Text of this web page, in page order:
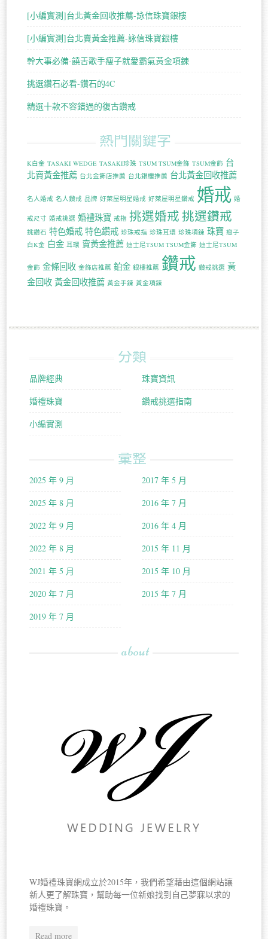
[小編實測]台北黃金回收推薦-詠信珠寶銀樓
[小編實測]台北賣黃金推薦-詠信珠寶銀樓
幹大事必備-饒舌歌手瘦子就愛霸氣黃金項鍊
挑選鑽石必看-鑽石的4C
精選十款不容錯過的復古鑽戒
熱門關鍵字
K白金 TASAKI WEDGE TASAKI珍珠 TSUM TSUM金飾 TSUM金飾 台
北賣黃金推薦 台北金飾店推薦 台北銀樓推薦 台北黃金回收推薦
名人婚戒 名人鑽戒 品牌 好萊屋明星婚戒 好萊屋明星鑽戒 婚戒 婚
戒尺寸 婚戒挑選 婚禮珠寶 戒指 挑選婚戒挑選鑽戒
挑鑽石 特色婚戒 特色鑽戒 珍珠戒指 珍珠耳環 珍珠項鍊 珠寶 瘦子
白K金 白金 耳環 賣黃金推薦 迪士尼TSUM TSUM金飾 迪士尼TSUM
金飾 金條回收 金飾店推薦 鉑金 銀樓推薦 鑽戒 鑽戒挑選 黃
金回收 黃金回收推薦 黃金手鍊 黃金項鍊
分類
品牌經典
婚禮珠寶
小編實測
珠寶資訊
鑽戒挑選指南
彙整
2025 年 9 月
2025 年 8 月
2022 年 9 月
2022 年 8 月
2021 年 5 月
2020 年 7 月
2019 年 7 月
2017 年 5 月
2016 年 7 月
2016 年 4 月
2015 年 11 月
2015 年 10 月
2015 年 7 月
about
WJ婚禮珠寶網成立於2015年，我們希望藉由這個網站讓
新人更了解珠寶，幫助每一位新娘找到自己夢寐以求的
婚禮珠寶。
Read more